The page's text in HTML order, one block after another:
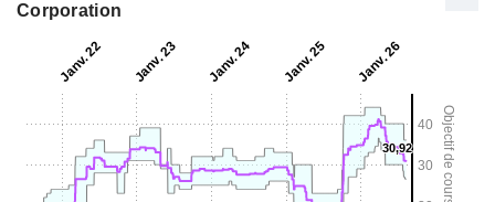
Corporation